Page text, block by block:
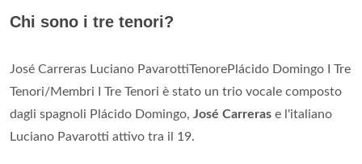
Chi sono i tre tenori?
José Carreras Luciano PavarottiTenorePlácido Domingo I Tre
Tenori/Membri I Tre Tenori è stato un trio vocale composto
dagli spagnoli Plácido Domingo, José Carreras e l'italiano
Luciano Pavarotti attivo tra il 19.